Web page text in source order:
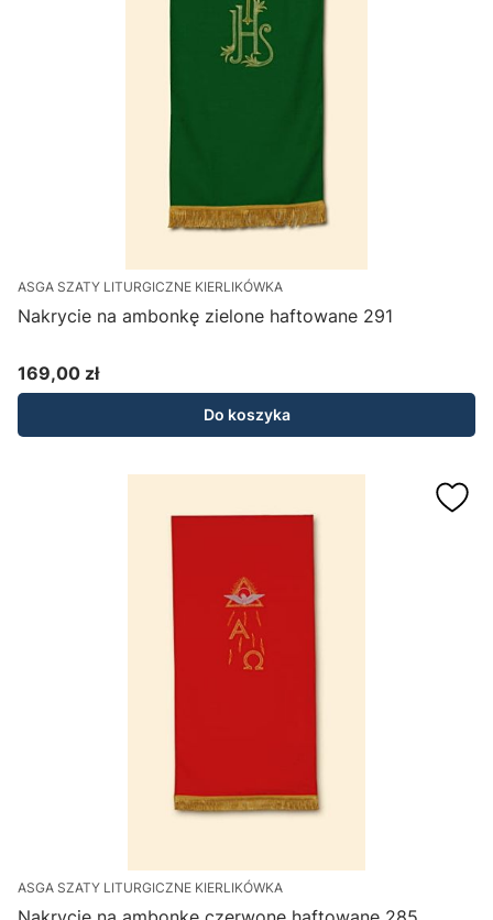
ASGA SZATY LITURGICZNE KIERLIKÓWKA
Nakrycie na ambonkę zielone haftowane 291
Cena
169,00 zł
Do koszyka
ASGA SZATY LITURGICZNE KIERLIKÓWKA